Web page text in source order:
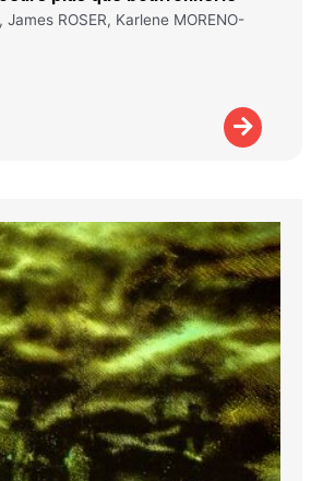
James ROSER, Karlene MORENO-